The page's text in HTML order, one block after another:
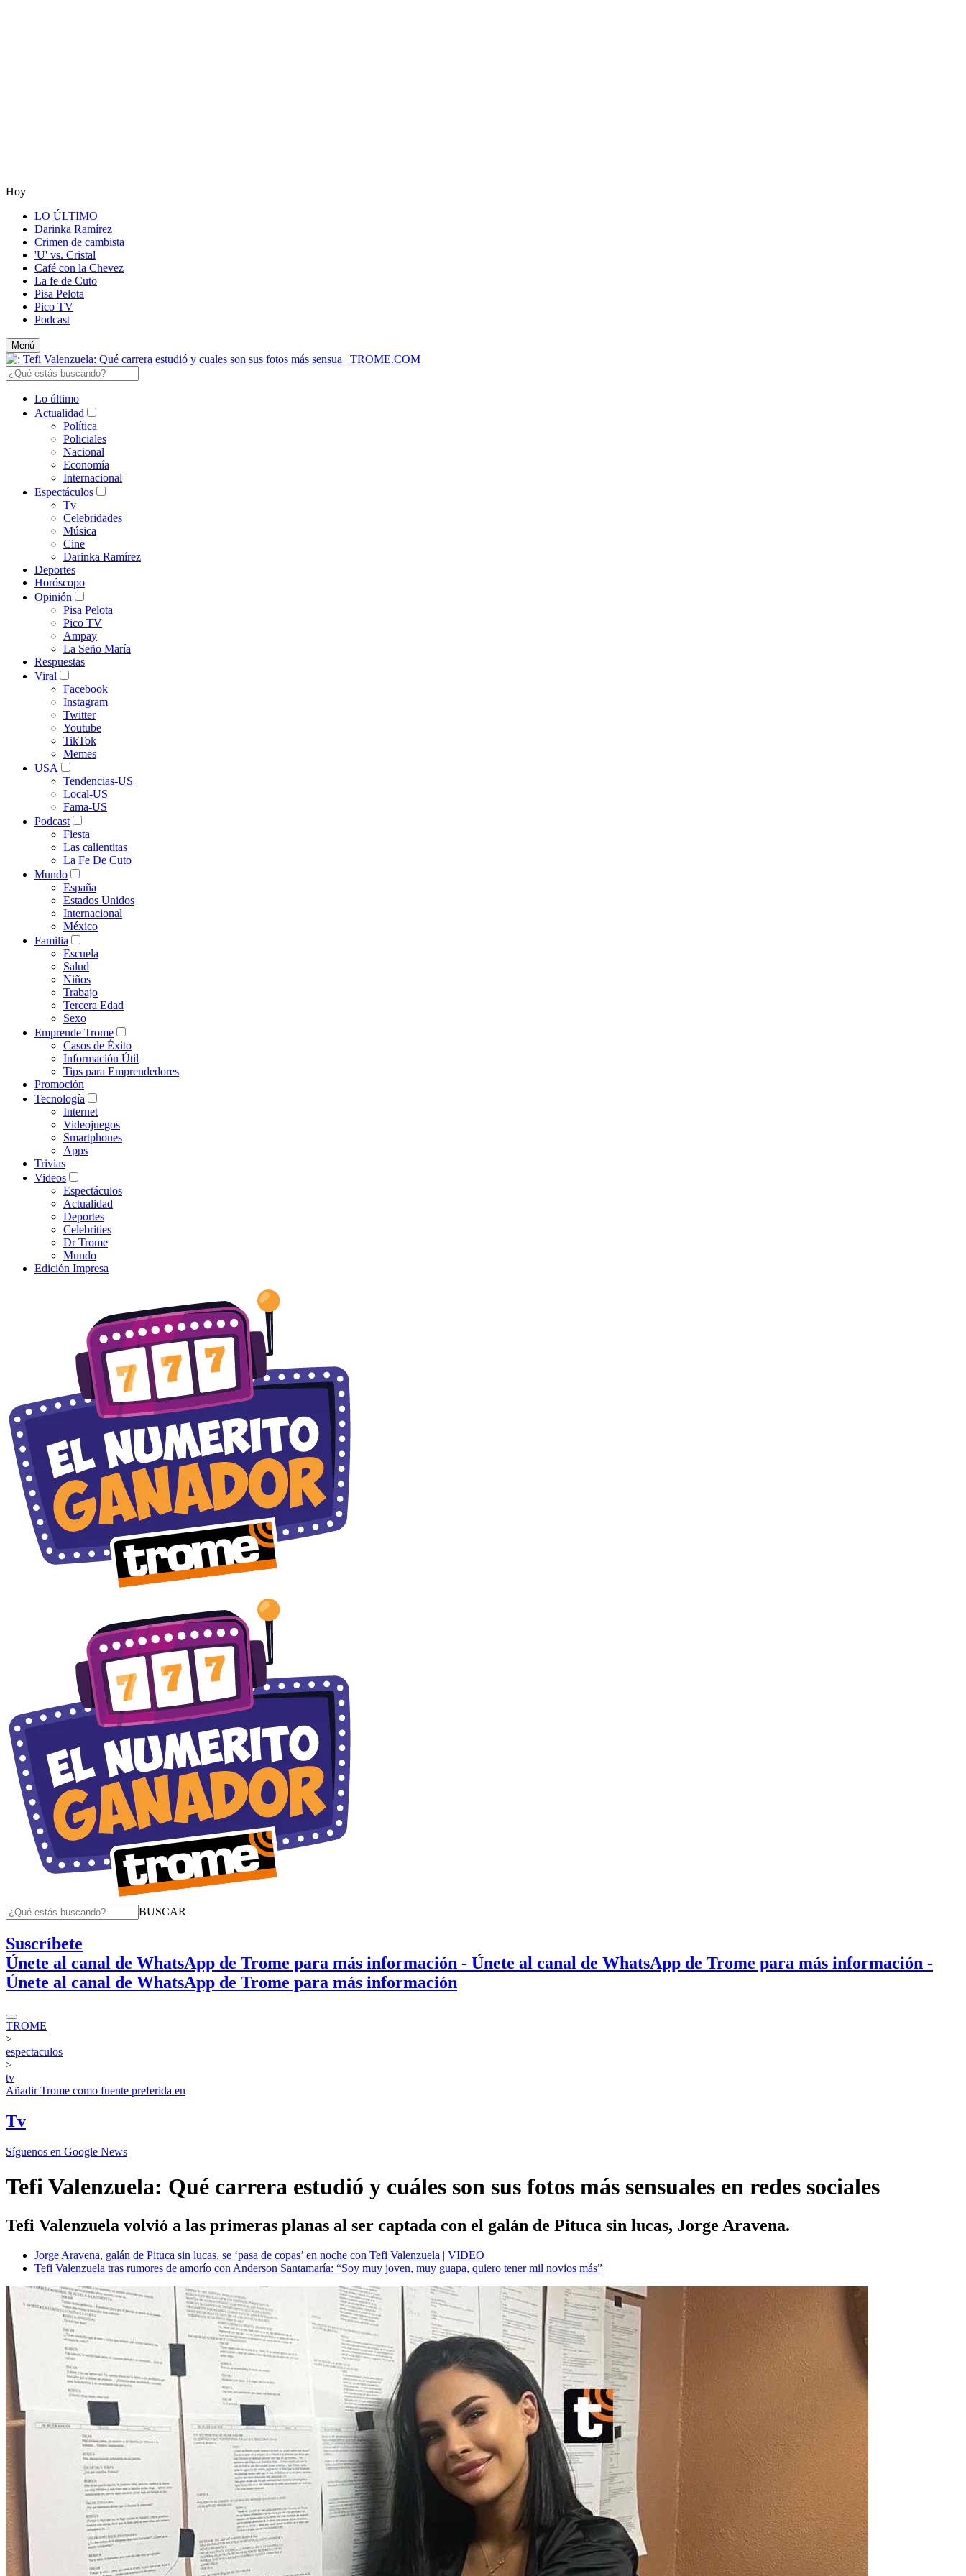
Hoy
LO ÚLTIMO
Darinka Ramírez
Crimen de cambista
'U' vs. Cristal
Café con la Chevez
La fe de Cuto
Pisa Pelota
Pico TV
Podcast
Menú
Lo último
Actualidad
Política
Policiales
Nacional
Economía
Internacional
Espectáculos
Tv
Celebridades
Música
Cine
Darinka Ramírez
Deportes
Horóscopo
Opinión
Pisa Pelota
Pico TV
Ampay
La Seño María
Respuestas
Viral
Facebook
Instagram
Twitter
Youtube
TikTok
Memes
USA
Tendencias-US
Local-US
Fama-US
Podcast
Fiesta
Las calientitas
La Fe De Cuto
Mundo
España
Estados Unidos
Internacional
México
Familia
Escuela
Salud
Niños
Trabajo
Tercera Edad
Sexo
Emprende Trome
Casos de Éxito
Información Útil
Tips para Emprendedores
Promoción
Tecnología
Internet
Videojuegos
Smartphones
Apps
Trivias
Videos
Espectáculos
Actualidad
Deportes
Celebrities
Dr Trome
Mundo
Edición Impresa
BUSCAR
Suscríbete
Únete al canal de WhatsApp de Trome para más información - Únete al canal de WhatsApp de Trome para más información -
Únete al canal de WhatsApp de Trome para más información
TROME
>
espectaculos
>
tv
AñadirTrome como fuente preferida en
Tv
Síguenos en Google News
Tefi Valenzuela: Qué carrera estudió y cuáles son sus fotos más sensuales en redes sociales
Tefi Valenzuela volvió a las primeras planas al ser captada con el galán de Pituca sin lucas, Jorge Aravena.
Jorge Aravena, galán de Pituca sin lucas, se ‘pasa de copas’ en noche con Tefi Valenzuela | VIDEO
Tefi Valenzuela tras rumores de amorío con Anderson Santamaría: “Soy muy joven, muy guapa, quiero tener mil novios más”